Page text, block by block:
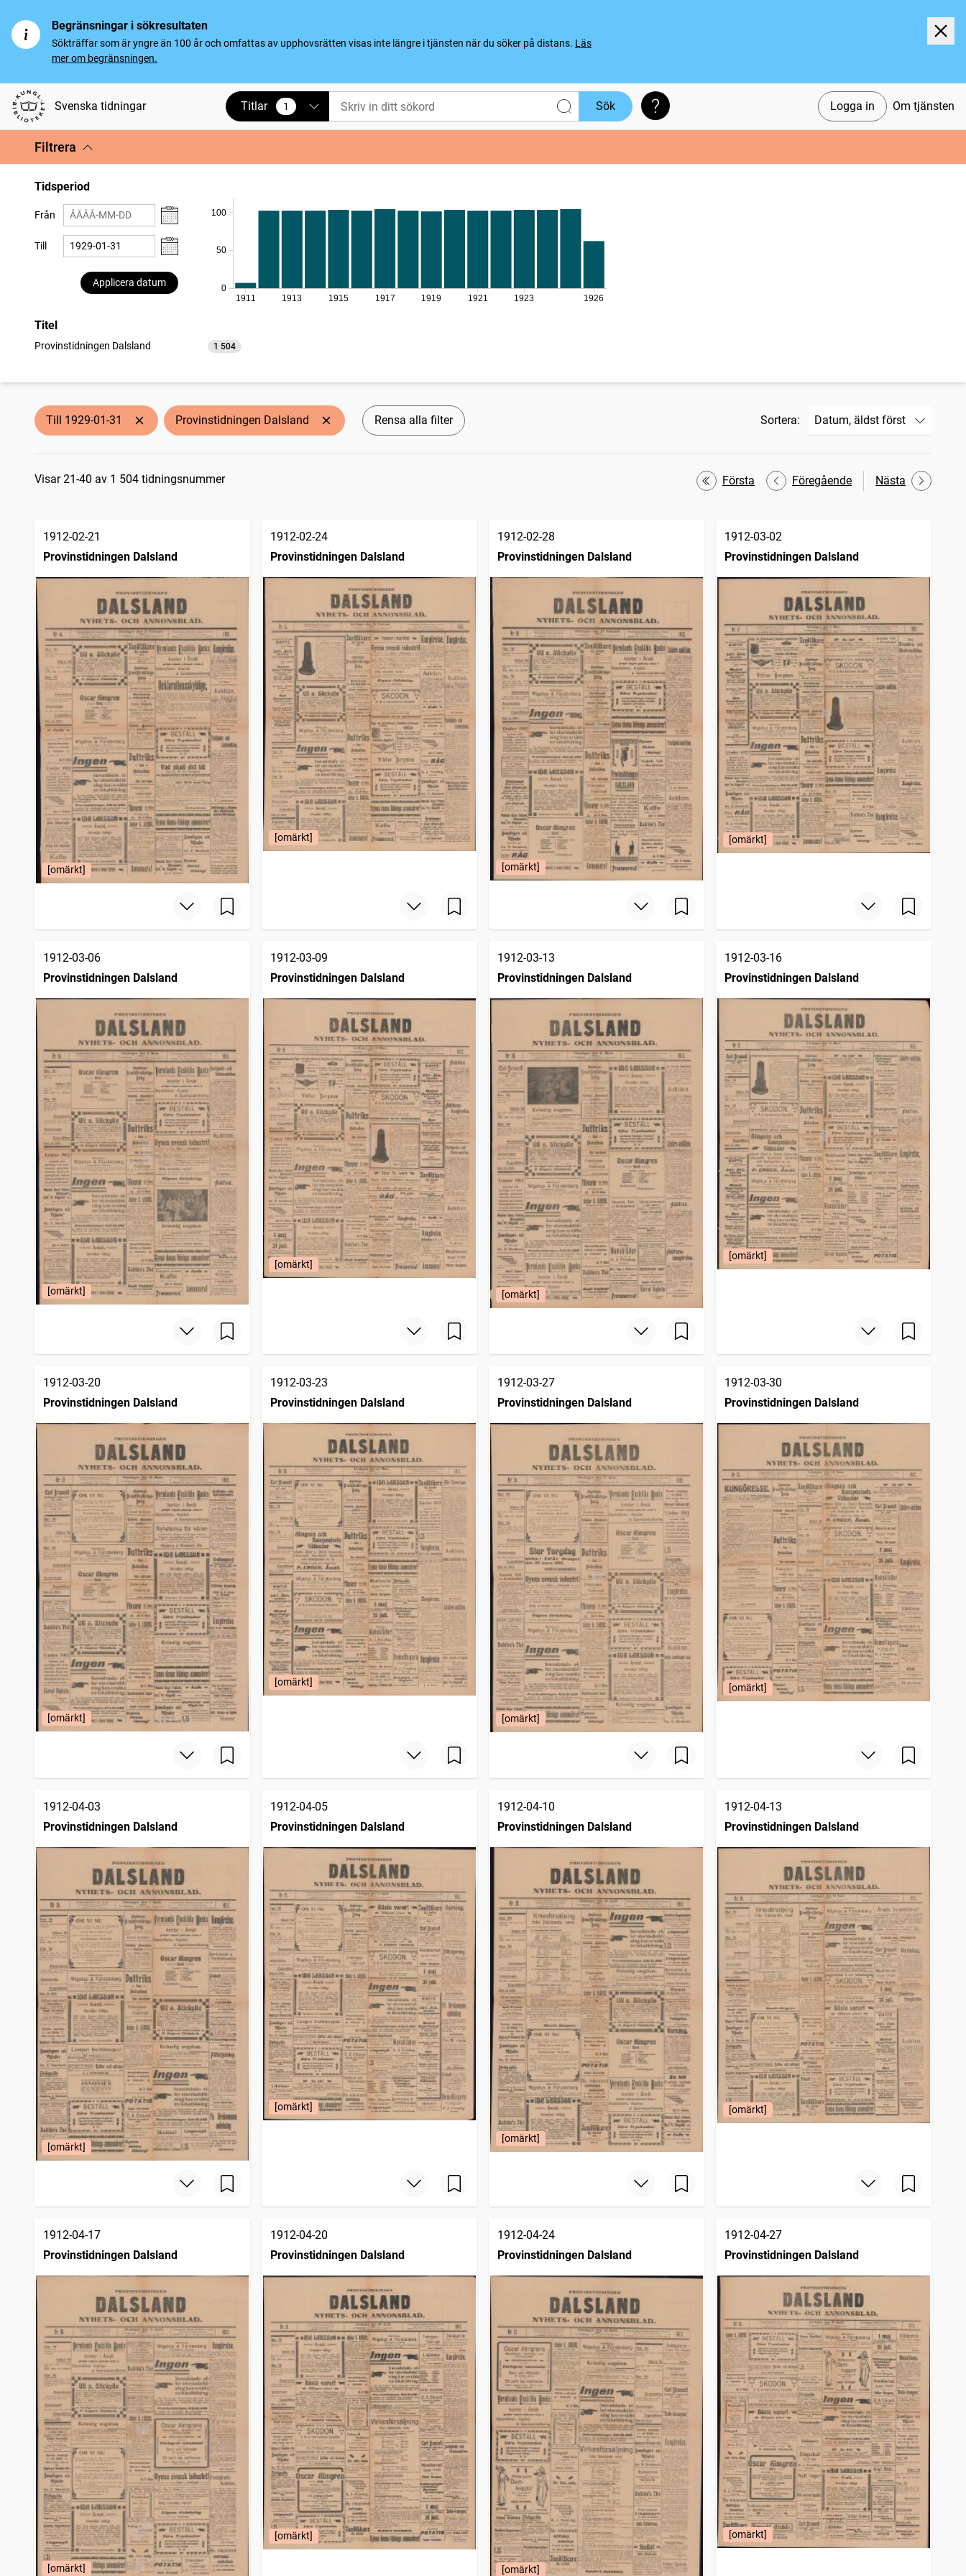
Begränsningar i sökresultaten
Sökträffar som är yngre än 100 år och omfattas av upphovsrätten visas inte längre i tjänsten när du söker på distans. Läs
mer om begränsningen.
Svenska tidningar Logga in Om tjänsten
Titlar 1
vald Sök Söktips
Filtrera
Tidsperiod
Från
Till
Applicera datum
0
50
100
1911 1913 1915 1917 1919 1921 1923 1926
Titel
Provinstidningen Dalsland 1 504
träffar
Till 1929-01-31 Provinstidningen Dalsland Rensa alla filter Sortera:
Sökresultat
Visar 21-40 av 1 504 tidningsnummer Första Föregående Nästa
1912-02-21
Provinstidningen Dalsland
[omärkt]
1912-02-24
Provinstidningen Dalsland
[omärkt]
1912-02-28
Provinstidningen Dalsland
[omärkt]
1912-03-02
Provinstidningen Dalsland
[omärkt]
1912-03-06
Provinstidningen Dalsland
[omärkt]
1912-03-09
Provinstidningen Dalsland
[omärkt]
1912-03-13
Provinstidningen Dalsland
[omärkt]
1912-03-16
Provinstidningen Dalsland
[omärkt]
1912-03-20
Provinstidningen Dalsland
[omärkt]
1912-03-23
Provinstidningen Dalsland
[omärkt]
1912-03-27
Provinstidningen Dalsland
[omärkt]
1912-03-30
Provinstidningen Dalsland
[omärkt]
1912-04-03
Provinstidningen Dalsland
[omärkt]
1912-04-05
Provinstidningen Dalsland
[omärkt]
1912-04-10
Provinstidningen Dalsland
[omärkt]
1912-04-13
Provinstidningen Dalsland
[omärkt]
1912-04-17
Provinstidningen Dalsland
[omärkt]
1912-04-20
Provinstidningen Dalsland
[omärkt]
1912-04-24
Provinstidningen Dalsland
[omärkt]
1912-04-27
Provinstidningen Dalsland
[omärkt]